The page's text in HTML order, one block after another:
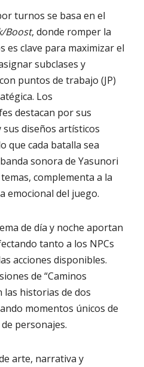
turnos se basa en el
Boost, donde romper la
es clave para maximizar el
subclases y
puntos de trabajo (JP)
Los
destacan por sus
sus diseños artísticos
que cada batalla sea
sonora de Yasunori
complementa a la
emocional del juego.
de día y noche aportan
tanto a los NPCs
acciones disponibles.
de “Caminos
las historias de dos
momentos únicos de
personajes.
arte, narrativa y